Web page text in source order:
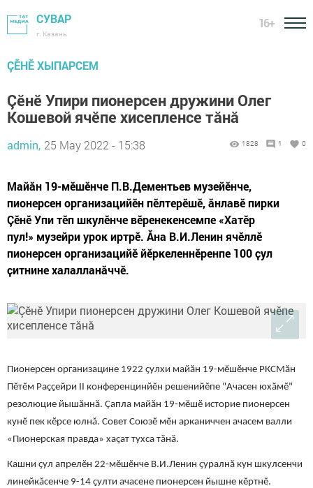
СУВАР
г. Казань
16+
ÇӖНӖ ХЫПАРСЕМ
Çӗнӗ Упири пионерсен дружини Олег
Кошевой ячӗпе хисепленсе тăнă
admin, 25 May 2022 - 15:38 1828 1 0
Майӑн 19-мӗшӗнче П.В.Дементьев музейӗнче,
пионерсен организацийĕн пĕлтерĕшĕ, ӑнлавĕ пирки​
Çĕнĕ Упи тĕп шкулĕнче вӗренекенсемпе «Хатĕр
пул!» музейри урок иртрĕ. Ăна В.И.Ленин ячӗллӗ
пионерсен организацийӗ йĕркеленнĕренпе 100 ҫул
ҫитнине халалланӑччӗ.
Пионерсен организацине 1922 ҫулхи майӑн 19-мӗшӗнче РКСМӑн
Пӗтӗм Раҫҫейри II конференцинйĕн решенийĕпе "Ачасен юхӑмӗ"
резолюцие йышӑннӑ. Çапла майӑн 19-мӗшӗ историе пионерсен
кунӗ пек кӗрсе юлнă. Совет Союзӗ мӗн арканиччен ачасем валли
«Пионерская правда» хаҫат тухса тӑнӑ.
​Кашни ҫул апрелĕн 22-мĕшĕнче В.И.Ленин ҫуралнӑ кун шкулсенчи
линейкăсенче 9-14 ҫулти ачасене​ пионерсен йышне кĕртнĕ.